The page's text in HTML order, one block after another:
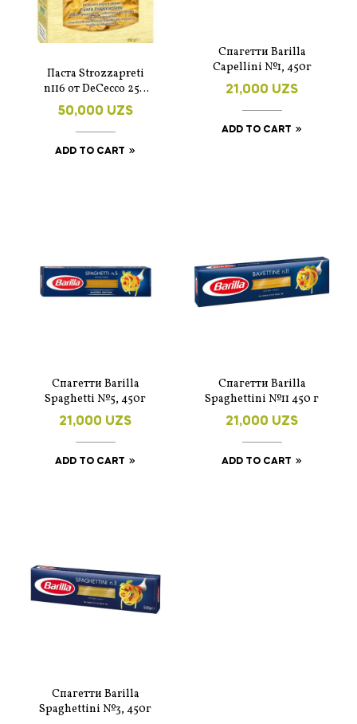
Паста Strozzapreti
n116 от DeCecco 250
гр.
50,000 UZS
ADD TO CART
Спагетти Barilla
Capellini №1, 450г
21,000 UZS
ADD TO CART
Спагетти Barilla
Spaghetti №5, 450г
21,000 UZS
ADD TO CART
Спагетти Barilla
Spaghettini №11 450 г
21,000 UZS
ADD TO CART
Спагетти Barilla
Spaghettini №3, 450г